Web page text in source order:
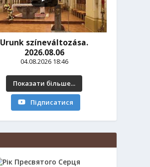
Urunk színeváltozása.
2026.08.06
04.08.2026 18:46
Показати більше...
Підписатися